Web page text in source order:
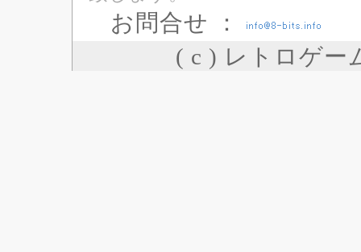
お問合せ ：
( c ) レトロゲー